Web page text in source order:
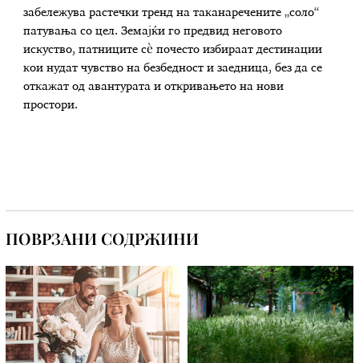
забележува растечки тренд на таканаречените „соло“
патувања со цел. Земајќи го предвид неговото
искуство, патниците сè почесто избираат дестинации
кои нудат чувство на безбедност и заедница, без да се
откажат од авантурата и откривањето на нови
простори.
ПОВРЗАНИ СОДРЖИНИ